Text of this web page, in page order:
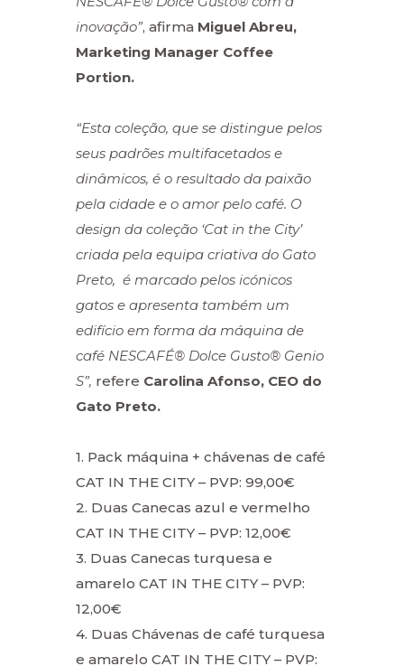
inovação”, afirma Miguel Abreu,
Marketing Manager Coffee
Portion.
“Esta coleção, que se distingue pelos
seus padrões multifacetados e
dinâmicos, é o resultado da paixão
pela cidade e o amor pelo café. O
design da coleção ‘Cat in the City’
criada pela equipa criativa do Gato
Preto, é marcado pelos icónicos
gatos e apresenta também um
edifício em forma da máquina de
café NESCAFÉ® Dolce Gusto® Genio
S”, refere Carolina Afonso, CEO do
Gato Preto.
1. Pack máquina + chávenas de café
CAT IN THE CITY – PVP: 99,00€
2. Duas Canecas azul e vermelho
CAT IN THE CITY – PVP: 12,00€
3. Duas Canecas turquesa e
amarelo CAT IN THE CITY – PVP:
12,00€
4. Duas Chávenas de café turquesa
e amarelo CAT IN THE CITY – PVP: